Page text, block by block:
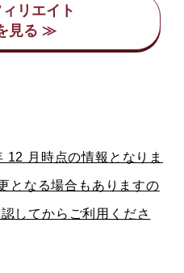
リエイト
月時点の情報となりま
となる場合もありますの
してからご利用くださ